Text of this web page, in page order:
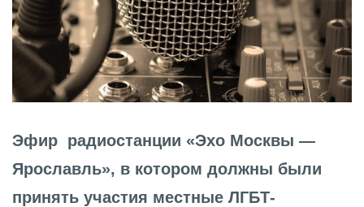
Эфир радиостанции «Эхо Москвы —
Ярославль», в котором должны были
принять участия местные ЛГБТ-